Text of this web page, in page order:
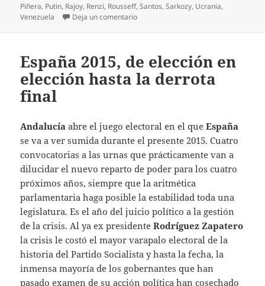
Piñera, Putin, Rajoy, Renzi, Rousseff,Santos,Sarkozy, Ucrania,
Venezuela
Deja un comentarioen II Cumbre UE-CELAC: Bruselas,
España 2015, de elección en
elección hasta la derrota
final
Andalucía abre el juego electoral en el queEspaña
se va a ver sumida durante el presente 2015. Cuatro
convocatorias a las urnas que prácticamente van a
dilucidar el nuevo reparto de poder para los cuatro
próximos años, siempre que la aritmética
parlamentaria haga posible la estabilidad toda una
legislatura. Es el año del juicio político a la gestión
de la crisis. Al ya ex presidenteRodríguez Zapatero
la crisis le costó el mayor varapalo electoral de la
historia del Partido Socialista y hasta la fecha, la
inmensa mayoría de los gobernantes que han
pasado examen de su acción política han cosechado